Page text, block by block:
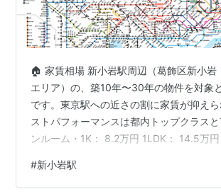
🏠 家賃相場 新小岩駅周辺（葛飾区新小岩
エリア）の、築10年〜30年の物件を対象
です。東京駅への近さの割に家賃が抑え
ストパフォーマンスは都内トップクラス
ンルーム・1K： 8.2万円 1LDK： 14.5万
SUUMO 家賃相場（2026年3月時点の市場
算出） [PR] 新小岩駅 徒歩10分以内の中
#新小岩駅